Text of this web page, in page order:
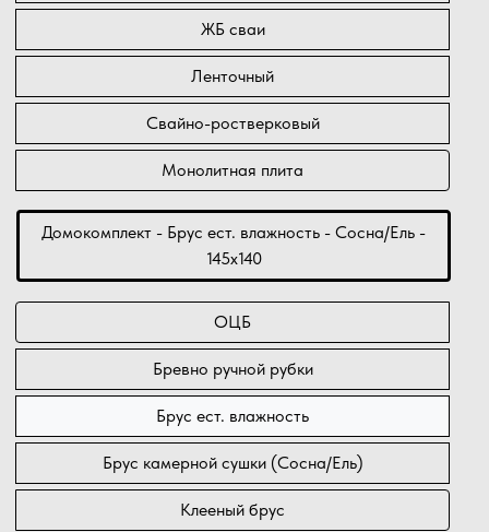
ЖБ сваи
Ленточный
Свайно-ростверковый
Монолитная плита
Домокомплект - Брус ест. влажность - Сосна/Ель -
145х140
ОЦБ
Бревно ручной рубки
Брус ест. влажность
Брус камерной сушки (Сосна/Ель)
Клееный брус